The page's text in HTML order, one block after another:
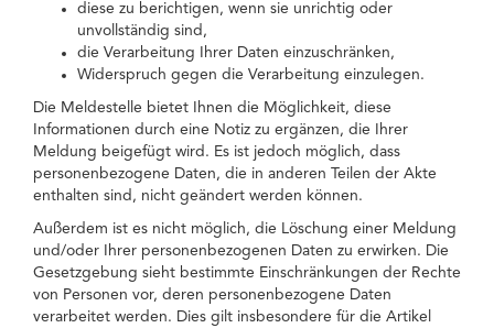
diese zu berichtigen, wenn sie unrichtig oder
unvollständig sind,
die Verarbeitung Ihrer Daten einzuschränken,
Widerspruch gegen die Verarbeitung einzulegen.
Die Meldestelle bietet Ihnen die Möglichkeit, diese
Informationen durch eine Notiz zu ergänzen, die Ihrer
Meldung beigefügt wird. Es ist jedoch möglich, dass
personenbezogene Daten, die in anderen Teilen der Akte
enthalten sind, nicht geändert werden können.
Außerdem ist es nicht möglich, die Löschung einer Meldung
und/oder Ihrer personenbezogenen Daten zu erwirken. Die
Gesetzgebung sieht bestimmte Einschränkungen der Rechte
von Personen vor, deren personenbezogene Daten
verarbeitet werden. Dies gilt insbesondere für die Artikel